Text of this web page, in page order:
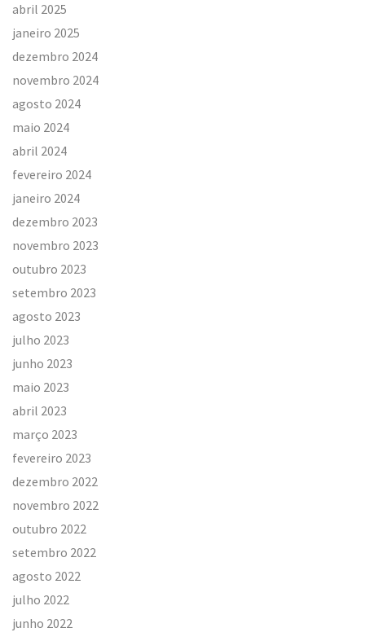
abril 2025
janeiro 2025
dezembro 2024
novembro 2024
agosto 2024
maio 2024
abril 2024
fevereiro 2024
janeiro 2024
dezembro 2023
novembro 2023
outubro 2023
setembro 2023
agosto 2023
julho 2023
junho 2023
maio 2023
abril 2023
março 2023
fevereiro 2023
dezembro 2022
novembro 2022
outubro 2022
setembro 2022
agosto 2022
julho 2022
junho 2022